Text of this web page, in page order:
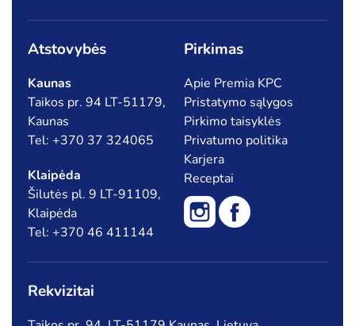
Atstovybės
Kaunas
Taikos pr. 94 LT-51179,
Kaunas
Tel: +370 37 324065
Klaipėda
Šilutės pl. 9 LT-91109,
Klaipėda
Tel: +370 46 411144
Pirkimas
Apie Premia KPC
Pristatymo sąlygos
Pirkimo taisyklės
Privatumo politika
Karjera
Receptai
Rekvizitai